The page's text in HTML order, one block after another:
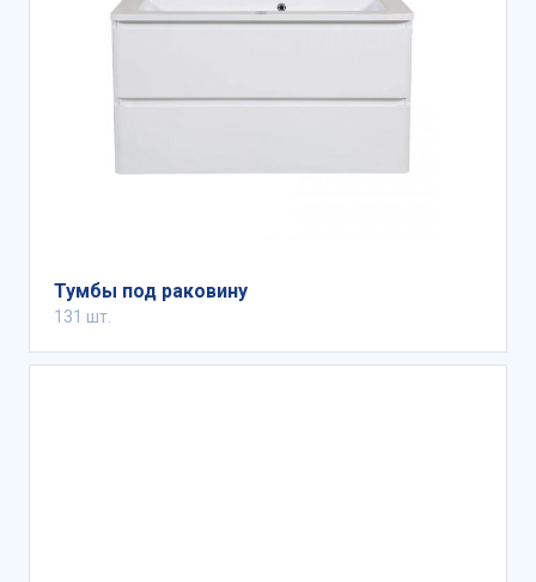
Тумбы под раковину
131 шт.